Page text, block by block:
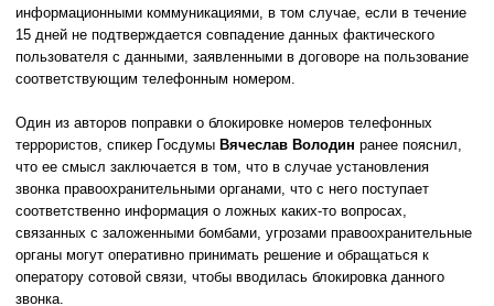
информационными коммуникациями, в том случае, если в течение
15 дней не подтверждается совпадение данных фактического
пользователя с данными, заявленными в договоре на пользование
соответствующим телефонным номером.
Один из авторов поправки о блокировке номеров телефонных
террористов, спикер Госдумы Вячеслав Володин ранее пояснил,
что ее смысл заключается в том, что в случае установления
звонка правоохранительными органами, что с него поступает
соответственно информация о ложных каких-то вопросах,
связанных с заложенными бомбами, угрозами правоохранительные
органы могут оперативно принимать решение и обращаться к
оператору сотовой связи, чтобы вводилась блокировка данного
звонка.